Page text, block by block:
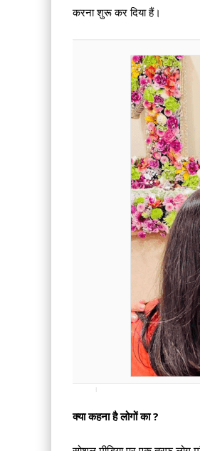
करना शुरू कर दिया हैं।
क्या कहना है लोगों का ?